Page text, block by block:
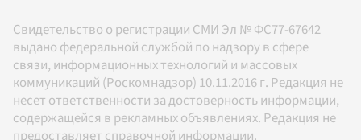
Свидетельство о регистрации СМИ Эл № ФС77-67642
выдано федеральной службой по надзору в сфере
связи, информационных технологий и массовых
коммуникаций (Роскомнадзор) 10.11.2016 г. Редакция не
несет ответственности за достоверность информации,
содержащейся в рекламных объявлениях. Редакция не
предоставляет справочной информации.